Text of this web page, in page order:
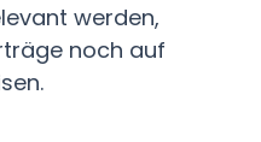
werden,
noch auf